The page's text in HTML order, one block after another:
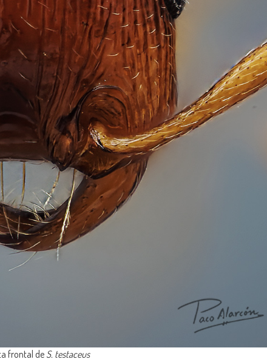
frontal de S. testaceus